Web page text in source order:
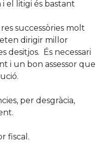
el litigi és bastant
successòries molt
dirigir millor
desitjos. És necessari
i un bon assessor que
per desgràcia,
fiscal.